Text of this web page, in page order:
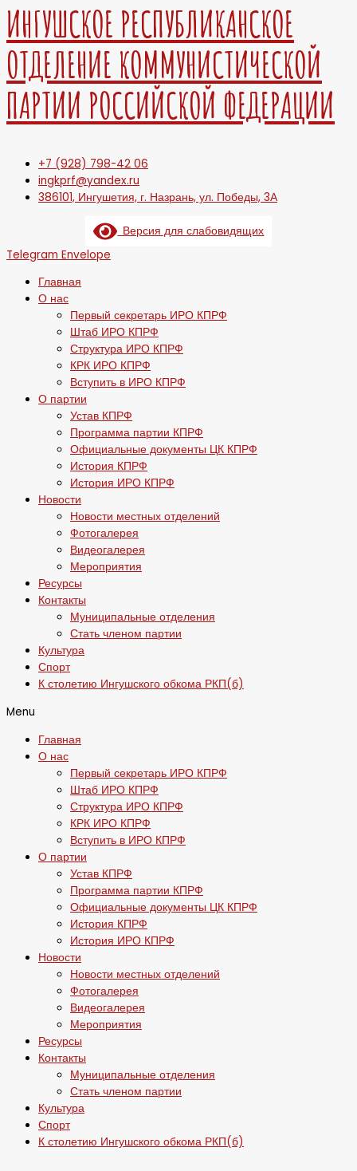
ИНГУШСКОЕ РЕСПУБЛИКАНСКОЕ
ОТДЕЛЕНИЕ КОММУНИСТИЧЕСКОЙ
ПАРТИИ РОССИЙСКОЙ ФЕДЕРАЦИИ
+7 (928) 798-42 06
ingkprf@yandex.ru
386101, Ингушетия, г. Назрань, ул. Победы, 3А
Версия для слабовидящих
Telegram Envelope
Главная
О нас
Первый секретарь ИРО КПРФ
Штаб ИРО КПРФ
Структура ИРО КПРФ
КРК ИРО КПРФ
Вступить в ИРО КПРФ
О партии
Устав КПРФ
Программа партии КПРФ
Официальные документы ЦК КПРФ
История КПРФ
История ИРО КПРФ
Новости
Новости местных отделений
Фотогалерея
Видеогалерея
Мероприятия
Ресурсы
Контакты
Муниципальные отделения
Стать членом партии
Культура
Спорт
К столетию Ингушского обкома РКП(б)
Menu
Главная
О нас
Первый секретарь ИРО КПРФ
Штаб ИРО КПРФ
Структура ИРО КПРФ
КРК ИРО КПРФ
Вступить в ИРО КПРФ
О партии
Устав КПРФ
Программа партии КПРФ
Официальные документы ЦК КПРФ
История КПРФ
История ИРО КПРФ
Новости
Новости местных отделений
Фотогалерея
Видеогалерея
Мероприятия
Ресурсы
Контакты
Муниципальные отделения
Стать членом партии
Культура
Спорт
К столетию Ингушского обкома РКП(б)